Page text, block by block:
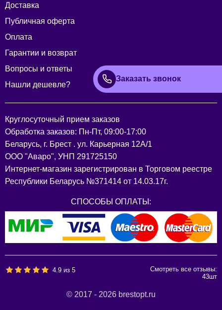
Доставка
Публичная оферта
Оплата
Гарантии и возврат
Вопросы и ответы
Нашли дешевле?
Заказать звонок
Круглосуточный прием заказов
Обработка заказов: Пн-Пт, 09:00-17:00
Беларусь, г. Брест . ул. Карьерная 12А/1
ООО "Аваро", УНП 291725150
Интернет-магазин зарегистрирован в Торговом реестре
Республики Беларусь №371414 от 14.03.17г.
СПОСОБЫ ОПЛАТЫ:
4.9 из5
Смотреть все отзывы:
43шт
© 2017 - 2026 brestopt.ru